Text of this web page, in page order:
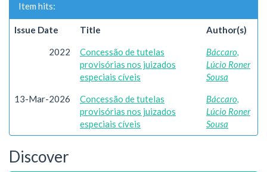
Item hits:
Issue Date Title Author(s)
2022
Concessão de tutelas
provisórias nos juizados
especiais cíveis
Báccaro,
Lúcio Roner
Sousa
13-Mar-2026
Concessão de tutelas
provisórias nos juizados
especiais cíveis
Báccaro,
Lúcio Roner
Sousa
Discover